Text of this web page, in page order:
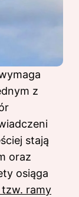
z
stają
oraz
osiąga
ramy